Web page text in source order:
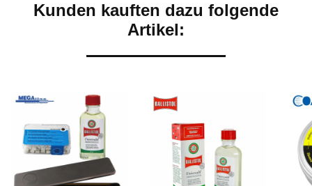
Kunden kauften dazu folgende
Artikel: